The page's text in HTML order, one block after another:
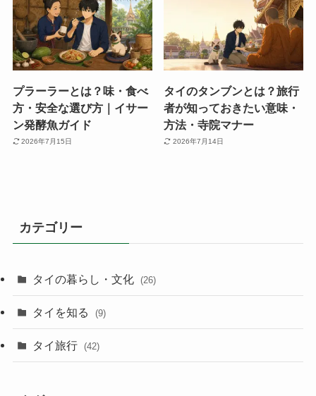
プラーラーとは？味・食べ
方・安全な選び方｜イサー
ン発酵魚ガイド
2026年7月15日
タイのタンブンとは？旅行
者が知っておきたい意味・
方法・寺院マナー
2026年7月14日
カテゴリー
タイの暮らし・文化 (26)
タイを知る (9)
タイ旅行 (42)